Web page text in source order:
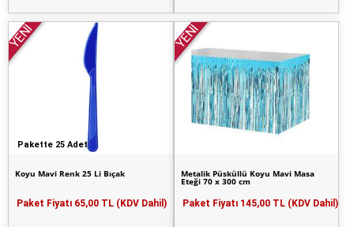
Pakette 25 Adet
YENİ
Koyu Mavi Renk 25 Li Bıçak
Paket Fiyatı 65,00 TL (KDV Dahil)
YENİ
Metalik Püsküllü Koyu Mavi Masa
Eteği 70 x 300 cm
Paket Fiyatı 145,00 TL (KDV Dahil)